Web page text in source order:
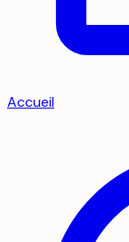
Accueil